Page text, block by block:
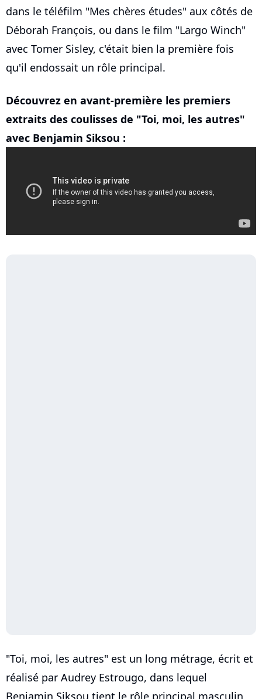
dans le téléfilm "Mes chères études" aux côtés de
Déborah François, ou dans le film "Largo Winch"
avec Tomer Sisley, c'était bien la première fois
qu'il endossait un rôle principal.
Découvrez en avant-première les premiers
extraits des coulisses de "Toi, moi, les autres"
avec Benjamin Siksou :
"Toi, moi, les autres" est un long métrage, écrit et
réalisé par Audrey Estrougo, dans lequel
Benjamin Siksou tient le rôle principal masculin